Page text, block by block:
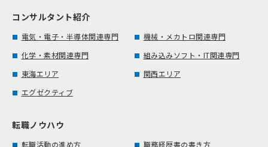
コンサルタント紹介
電気・電子・半導体関連専門
機械・メカトロ関連専門
化学・素材関連専門
組み込みソフト・IT関連専門
東海エリア
関西エリア
エグゼクティブ
転職ノウハウ
転職活動の進め方
職務経歴書の書き方